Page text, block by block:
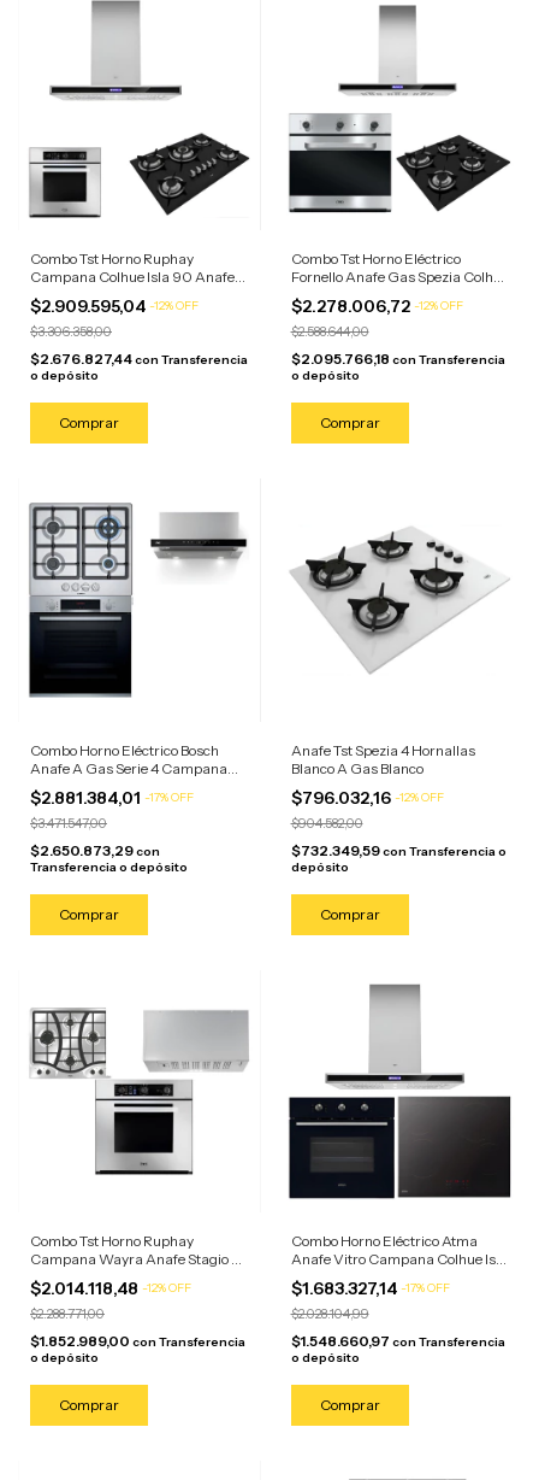
Combo Tst Horno Ruphay
Campana Colhue Isla 90 Anafe
Spezia 5 H Acero Inoxidable
$2.909.595,04 -12%OFF
$3.306.358,00
$2.676.827,44con Transferencia
o depósito
Combo Tst Horno Eléctrico
Fornello Anafe Gas Spezia Colhue
Gris
$2.278.006,72 -12%OFF
$2.588.644,00
$2.095.766,18 con Transferencia
o depósito
Combo Horno Eléctrico Bosch
Anafe A Gas Serie 4 Campana
Tst Acero Inoxidable
$2.881.384,01 -17%OFF
$3.471.547,00
$2.650.873,29con
Transferencia o depósito
Anafe Tst Spezia 4 Hornallas
Blanco A Gas Blanco
$796.032,16 -12%OFF
$904.582,00
$732.349,59con Transferencia o
depósito
Combo Tst Horno Ruphay
Campana Wayra Anafe Stagio 4
Hornallas Acero Inoxidable
$2.014.118,48 -12%OFF
$2.288.771,00
$1.852.989,00 con Transferencia
o depósito
Combo Horno Eléctrico Atma
Anafe Vitro Campana Colhue Isla
Negro
$1.683.327,14 -17%OFF
$2.028.104,99
$1.548.660,97 con Transferencia
o depósito